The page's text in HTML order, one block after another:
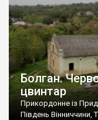
Болган.
цвинтар
Прикордонне із
Південь Вінниччини,